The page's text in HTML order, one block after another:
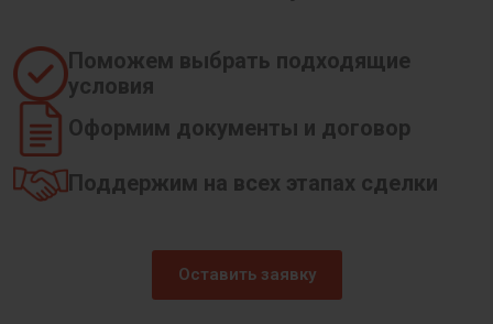
Поможем выбрать подходящие
условия
Оформим документы и договор
Поддержим на всех этапах сделки
Оставить заявку